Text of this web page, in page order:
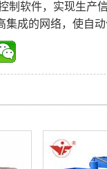
制软件，实现生产
成的网络，使自